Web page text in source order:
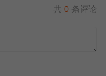
共 0 条评论